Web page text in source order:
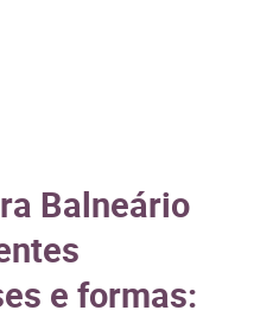
Balneário
e formas: